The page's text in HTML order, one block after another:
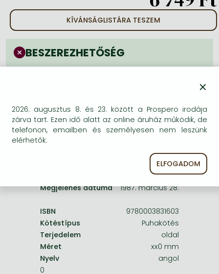
One-Punch Man manga
KÍVÁNSÁGLISTÁRA TESZEM
BESZEREZHETŐSÉG
Wiley–Blackwell
Megjelenés dátuma
1987. március 28.
ISBN
9780003831603
Kötéstípus
Puhakötés
Terjedelem
oldal
Méret
xx0 mm
Nyelv
angol
0
×
2026. augusztus 8. és 23. között a Prospero irodája
zárva tart. Ezen idő alatt az online áruház működik, de
telefonon, emailben és személyesen nem leszünk
elérhetők.
ELFOGADOM